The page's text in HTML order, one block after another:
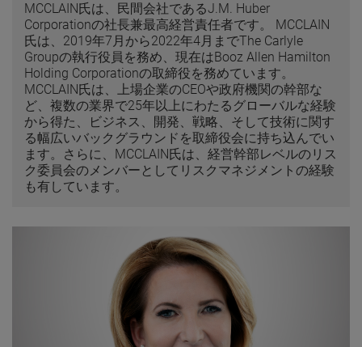
MCCLAIN氏は、民間会社であるJ.M. Huber
Corporationの社長兼最高経営責任者です。 MCCLAIN
氏は、2019年7月から2022年4月までThe Carlyle
Groupの執行役員を務め、現在はBooz Allen Hamilton
Holding Corporationの取締役を務めています。
MCCLAIN氏は、上場企業のCEOや政府機関の幹部な
ど、複数の業界で25年以上にわたるグローバルな経験
から得た、ビジネス、開発、戦略、そして技術に関す
る幅広いバックグラウンドを取締役会に持ち込んでい
ます。さらに、MCCLAIN氏は、経営幹部レベルのリス
ク委員会のメンバーとしてリスクマネジメントの経験
も有しています。